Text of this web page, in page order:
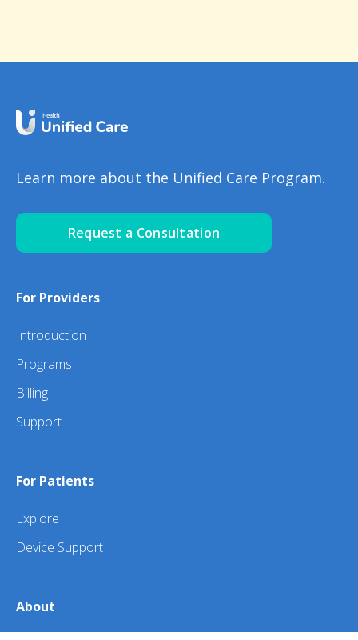
Learn more about the Unified Care Program.
Request a Consultation
For Providers
Introduction
Programs
Billing
Support
For Patients
Explore
Device Support
About